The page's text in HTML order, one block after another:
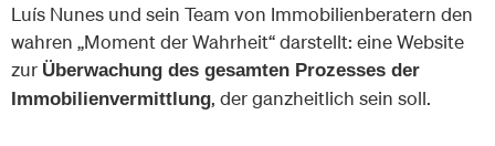
Luís Nunes und sein Team von Immobilienberatern den
wahren „Moment der Wahrheit“ darstellt: eine Website
zur Überwachung des gesamten Prozesses der
Immobilienvermittlung, der ganzheitlich sein soll.